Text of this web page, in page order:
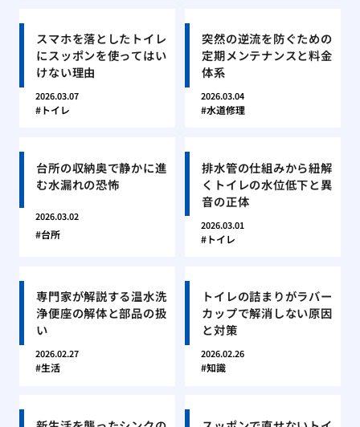
スマホを落としたトイレ
にスッポンを使ってはい
けない理由
2026.03.07
トイレ
突然の逆流を防ぐための
定期メンテナンスと料金
体系
2026.03.04
水道修理
台所の収納奥で静かに進
む水漏れの恐怖
2026.03.02
台所
排水管の仕組みから紐解
くトイレの水位低下と異
音の正体
2026.03.01
トイレ
専門家が解説する温水洗
浄便座の解体と部品の扱
い
2026.02.27
生活
トイレの詰まりがラバー
カップで解消しない原因
と対策
2026.02.26
知識